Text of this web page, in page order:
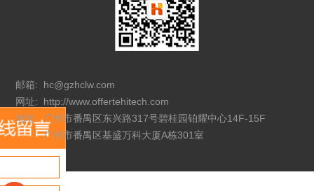
邮箱:
hc@gzhclw.com
网址:
http://www.offertehitech.com
地址:
广州市番禺区东兴路317号碧桂园铂耀中心14F-15F
广州市番禺区基盛万科大厦A栋301室